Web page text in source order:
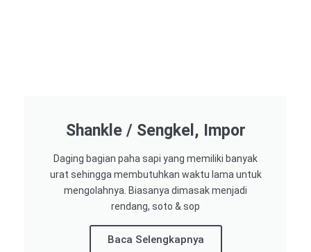
Shankle / Sengkel, Impor
Daging bagian paha sapi yang memiliki banyak
urat sehingga membutuhkan waktu lama untuk
mengolahnya. Biasanya dimasak menjadi
rendang, soto & sop
Baca Selengkapnya